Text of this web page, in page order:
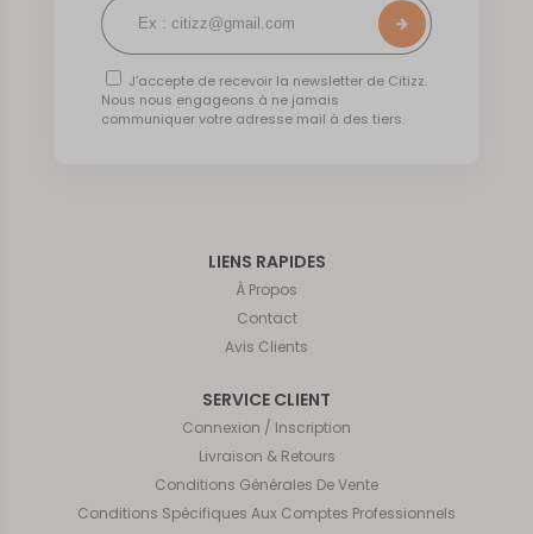
LIENS RAPIDES
À Propos
Contact
Avis Clients
SERVICE CLIENT
Connexion / Inscription
Livraison & Retours
Conditions Générales De Vente
Conditions Spécifiques Aux Comptes Professionnels
J’accepte de recevoir la newsletter de Citizz.
Nous nous engageons à ne jamais
communiquer votre adresse mail à des tiers.